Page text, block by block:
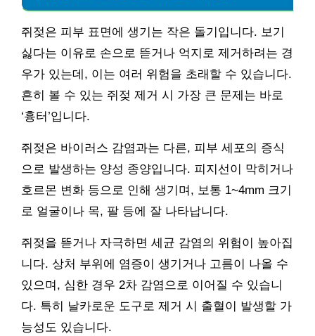
쥐젖은 피부 표면에 생기는 작은 돌기입니다. 보기
싫다는 이유로 손으로 뜯거나 억지로 제거하려는 경
우가 있는데, 이는 여러 위험을 초래할 수 있습니다.
흔히 볼 수 있는 쥐젖 제거 시 가장 큰 문제는 바로
‘흉터’입니다.
쥐젖은 바이러스 감염과는 다른, 피부 세포의 증식
으로 발생하는 양성 종양입니다. 피지선이 막히거나
호르몬 변화 등으로 인해 생기며, 보통 1~4mm 크기
로 얼굴이나 목, 팔 등에 잘 나타납니다.
쥐젖을 뜯거나 자극하면 세균 감염의 위험이 높아집
니다. 상처 부위에 염증이 생기거나 고름이 나올 수
있으며, 심한 경우 2차 감염으로 이어질 수 있습니
다. 특히 날카로운 도구로 제거 시 출혈이 발생할 가
능성도 있습니다.